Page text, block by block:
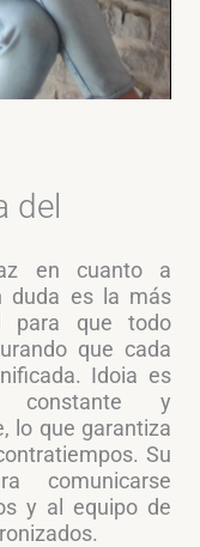
del
en cuanto a
duda es la más
para que todo
que cada
Idoia es
constante y
lo que garantiza
Su
comunicarse
y al equipo de